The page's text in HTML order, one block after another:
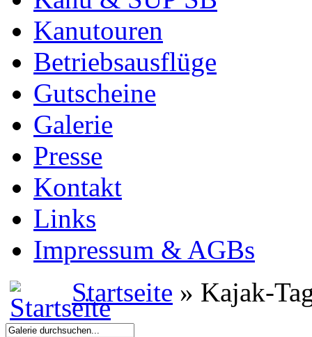
Kanutouren
Betriebsausflüge
Gutscheine
Galerie
Presse
Kontakt
Links
Impressum & AGBs
Startseite » Kajak-